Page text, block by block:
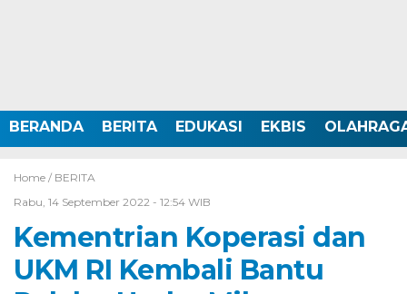
BERANDA BERITA EDUKASI EKBIS
Home / BERITA
Rabu, 14 September 2022 - 12:54 WIB
Kementrian Koperasi dan
UKM RI Kembali Bantu